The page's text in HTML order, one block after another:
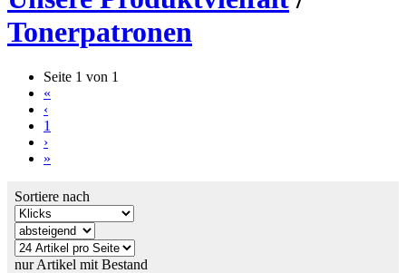
Tonerpatronen
Seite 1 von 1
«
‹
1
›
»
Sortiere nach
nur Artikel mit Bestand